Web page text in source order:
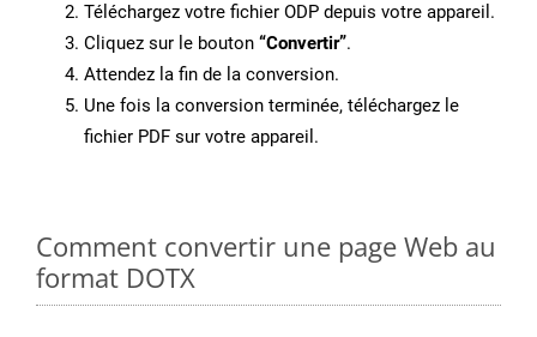
Téléchargez votre fichier ODP depuis votre appareil.
Cliquez sur le bouton “Convertir”.
Attendez la fin de la conversion.
Une fois la conversion terminée, téléchargez le
fichier PDF sur votre appareil.
Comment convertir une page Web au
format DOTX